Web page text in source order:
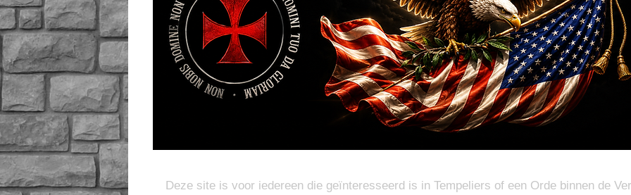
Deze site is voor iedereen die geïnteresseerd is in Tempeliers of een Orde binnen de